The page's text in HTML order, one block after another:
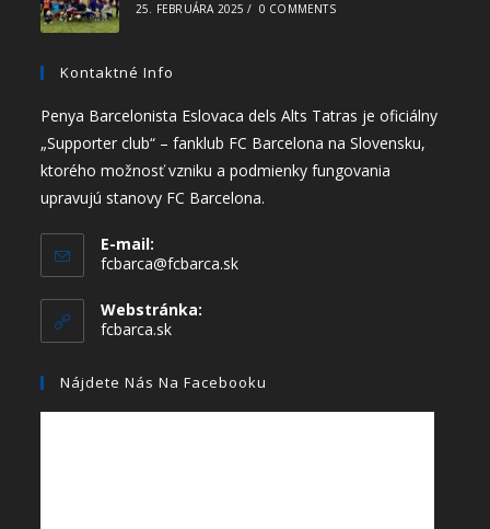
25. FEBRUÁRA 2025 / 0 COMMENTS
Kontaktné Info
Penya Barcelonista Eslovaca dels Alts Tatras je oficiálny
„Supporter club“ – fanklub FC Barcelona na Slovensku,
ktorého možnosť vzniku a podmienky fungovania
upravujú stanovy FC Barcelona.
E-mail:
fcbarca@fcbarca.sk
Webstránka:
fcbarca.sk
Nájdete Nás Na Facebooku